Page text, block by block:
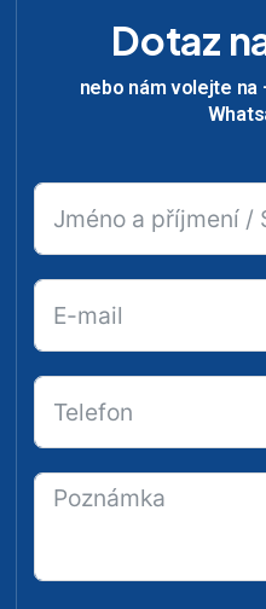
Dotaz
nebo nám volejte na